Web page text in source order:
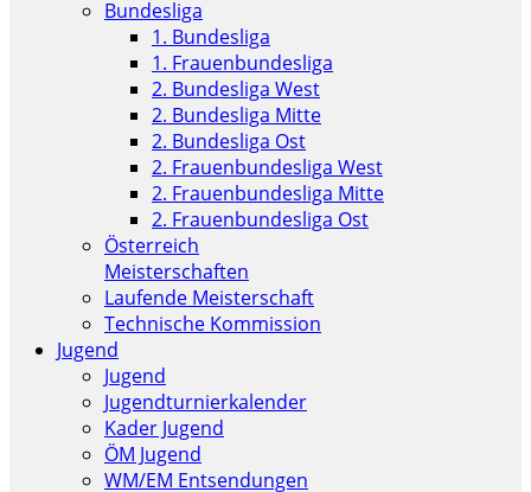
Bundesliga
1. Bundesliga
1. Frauenbundesliga
2. Bundesliga West
2. Bundesliga Mitte
2. Bundesliga Ost
2. Frauenbundesliga West
2. Frauenbundesliga Mitte
2. Frauenbundesliga Ost
Österreich
Meisterschaften
Laufende Meisterschaft
Technische Kommission
Jugend
Jugend
Jugendturnierkalender
Kader Jugend
ÖM Jugend
WM/EM Entsendungen